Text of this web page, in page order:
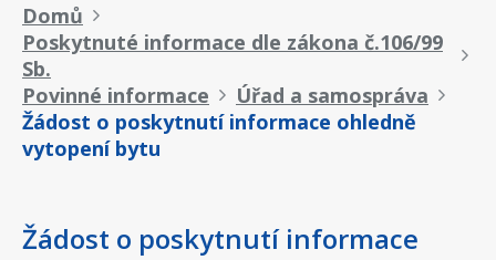
Drobečková
navigace
Domů
Poskytnuté informace dle zákona č.106/99
Sb.
Povinné informace
Úřad a samospráva
Žádost o poskytnutí informace ohledně
vytopení bytu
Žádost o poskytnutí informace